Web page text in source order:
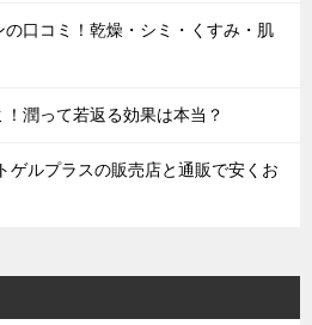
口コミ！乾燥・シミ・くすみ・肌
潤って若返る効果は本当？
ゲルプラスの販売店と通販で安くお